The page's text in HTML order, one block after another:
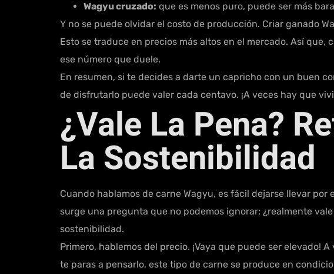
Wagyu cruzado: que es menos puro, puede ser más
Y no se puede olvidar el costo de producción. Criar ganado
Esto se traduce en precios más altos en el mercado. Así
ese número que duele.
En resumen, si te decides a darte un capricho con un buen
de disfrutarlo puede valer cada centavo. ¡A veces hay que
¿Vale La Pena?
La Sostenibilidad
Cuando hablamos de carne Wagyu, es fácil dejarse llevar
surge una pregunta que no podemos ignorar: ¿realmente
sostenibilidad.
Primero, hablemos del precio. ¡Vaya que puede ser elevado!
te paras a pensarlo, este tipo de carne se produce en